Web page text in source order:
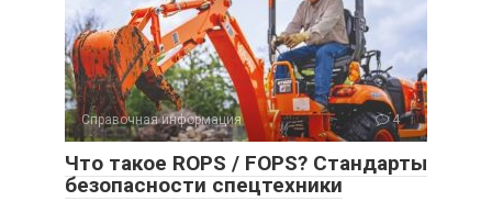
Справочная информация 4
Что такое ROPS / FOPS? Стандарты
безопасности спецтехники